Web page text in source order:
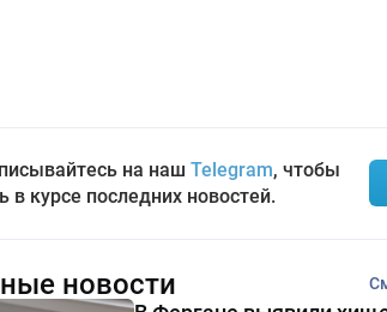
на наш Telegram, чтобы
в курсе последних новостей.
новости